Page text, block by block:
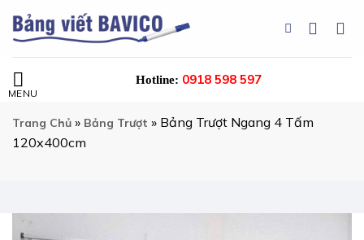
đến
dung
Hotline: 0918 598 597
Trang Chủ » Bảng Trượt » Bảng Trượt Ngang 4 Tấm
120x400cm